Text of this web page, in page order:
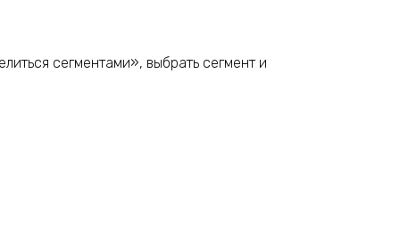
сегментами», выбрать сегмент и